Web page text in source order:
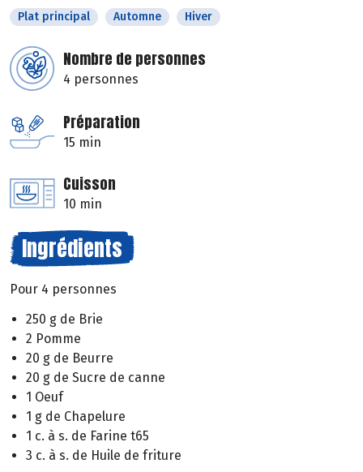
Plat principal Automne Hiver
Nombre de personnes
4 personnes
Préparation
15 min
Cuisson
10 min
Ingrédients
Pour 4 personnes
250 g de Brie
2 Pomme
20 g de Beurre
20 g de Sucre de canne
1 Oeuf
1 g de Chapelure
1 c. à s. de Farine t65
3 c. à s. de Huile de friture